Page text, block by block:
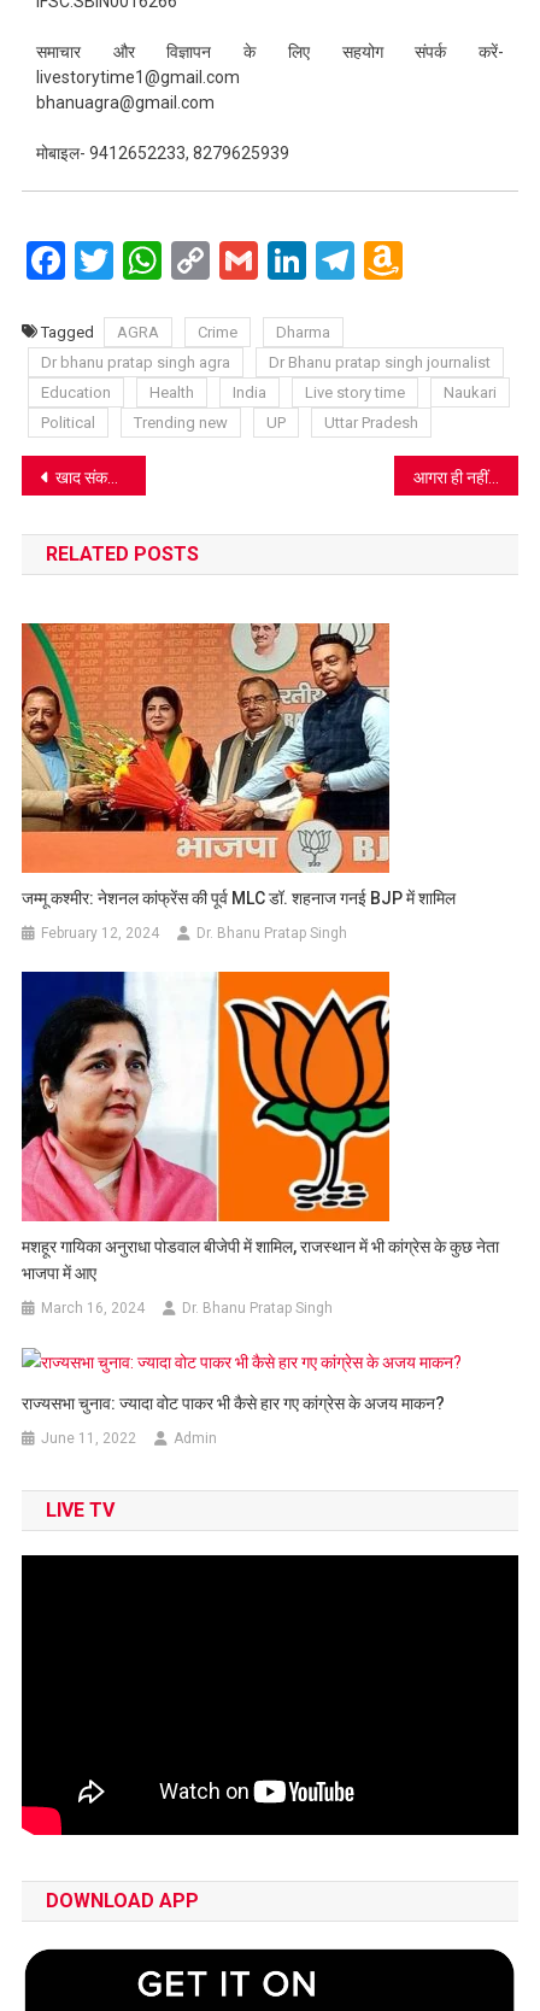
समाचार और विज्ञापन के लिए सहयोग संपर्क करें-
livestorytime1@gmail.com
bhanuagra@gmail.com
मोबाइल- 9412652233, 8279625939
Facebook
TwitterWhatsApp
CopyGmailLinkedIn
Telegram
List
Tagged AGRA Crime
Dharma
Dr bhanu pratap singh agra
Dr Bhanu pratap singh journalist
Education
Health India Live story time
Naukari
Political
Trending new UP Uttar Pradesh
Post
navigation
खाद संकट: रालोद प्रमुख जयंत चौधरी के बयान से गर्म हुआ सियासी महौल, राजनीतिक गलियारों में चर्चाओं का दौर शुरू आगरा ही नहीं पूरे यूपी में कितना भी बड़ा दवा माफिया हो, वह बच नहीं पाएगा, होगा तगड़ा प्रहार: MLC विजय शिवहरे
RELATED POSTS
जम्मू कश्मीर: नेशनल कांफ्रेंस की पूर्व MLC डॉ. शहनाज गनई BJP में शामिल
February 12, 2024 Dr. Bhanu Pratap Singh
मशहूर गायिका अनुराधा पोडवाल बीजेपी में शामिल, राजस्थान में भी कांग्रेस के कुछ नेता
भाजपा में आए
March 16, 2024 Dr. Bhanu Pratap Singh
राज्यसभा चुनाव: ज्यादा वोट पाकर भी कैसे हार गए कांग्रेस के अजय माकन?
June 11, 2022 Admin
LIVE TV
DOWNLOAD APP